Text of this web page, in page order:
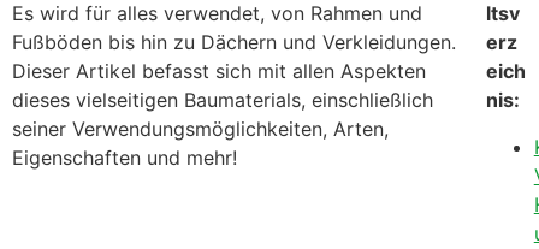
Es wird für alles verwendet, von Rahmen und
Fußböden bis hin zu Dächern und Verkleidungen.
Dieser Artikel befasst sich mit allen Aspekten
dieses vielseitigen Baumaterials, einschließlich
seiner Verwendungsmöglichkeiten, Arten,
Eigenschaften und mehr!
ltsv
erz
eich
nis: